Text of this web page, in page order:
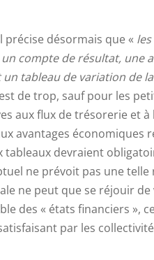
précise désormais que «
compte de résultat, une
tableau de variation de
de trop, sauf pour les
aux flux de trésorerie et
avantages économiques
tableaux devraient
ne prévoit pas une
ne peut que se réjouir
des « états financiers »,
par les